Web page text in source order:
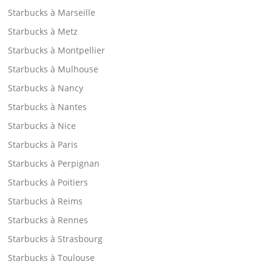
Starbucks à Marseille
Starbucks à Metz
Starbucks à Montpellier
Starbucks à Mulhouse
Starbucks à Nancy
Starbucks à Nantes
Starbucks à Nice
Starbucks à Paris
Starbucks à Perpignan
Starbucks à Poitiers
Starbucks à Reims
Starbucks à Rennes
Starbucks à Strasbourg
Starbucks à Toulouse